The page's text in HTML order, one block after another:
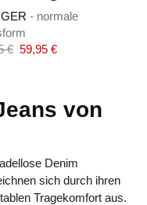
- normale
59,95 €
Preis:
€
von
Denim
sich durch ihren
Tragekomfort aus.